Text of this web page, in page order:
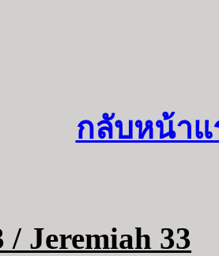
กลับหน้าแ
/ Jeremiah 33